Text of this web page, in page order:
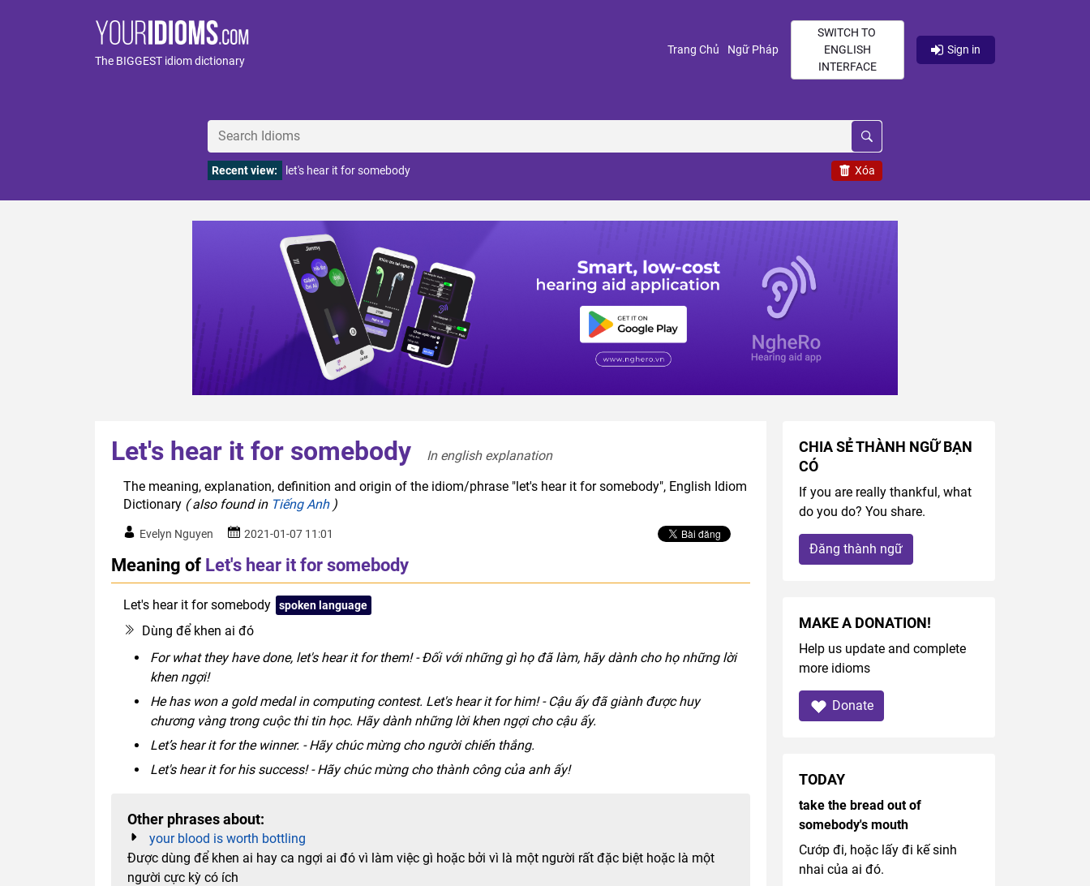
The BIGGEST idiom dictionary
Trang Chủ (current)
Ngữ Pháp(current)
SWITCH TO
ENGLISH
INTERFACE
Sign in
Xóa
Recent view: let's hear it for somebody
Let's hear it for somebody
In english explanation
The meaning, explanation, definition and origin of the idiom/phrase "let's hear it for somebody", English Idiom
Dictionary ( also found in Tiếng Anh)
Evelyn Nguyen 2021-01-07 11:01
Meaning of Let's hear it for somebody
Let's hear it for somebody spoken language
Dùng để khen ai đó
For what they have done, let's hear it for them! - Đối với những gì họ đã làm, hãy dành cho họ những lời
khen ngợi!
He has won a gold medal in computing contest. Let's hear it for him! - Cậu ấy đã giành được huy
chương vàng trong cuộc thi tin học. Hãy dành những lời khen ngợi cho cậu ấy.
Let’s hear it for the winner. - Hãy chúc mừng cho người chiến thắng.
Let's hear it for his success! - Hãy chúc mừng cho thành công của anh ấy!
Other phrases about:
your blood is worth bottling
Được dùng để khen ai hay ca ngợi ai đó vì làm việc gì hoặc bởi vì là một người rất đặc biệt hoặc là một
người cực kỳ có ích
CHIA SẺ THÀNH NGỮ BẠN
CÓ
If you are really thankful, what
do you do? You share.
Đăng thành ngữ
MAKE A DONATION!
Help us update and complete
more idioms
Donate
TODAY
take the bread out of
somebody's mouth
Cướp đi, hoặc lấy đi kế sinh
nhai của ai đó.